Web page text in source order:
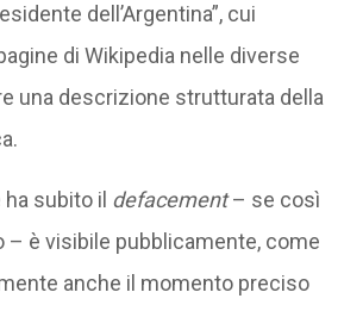
dell’Argentina”, cui
di Wikipedia nelle diverse
una descrizione strutturata della
subito il defacement– se così
– è visibile pubblicamente, come
anche il momento preciso